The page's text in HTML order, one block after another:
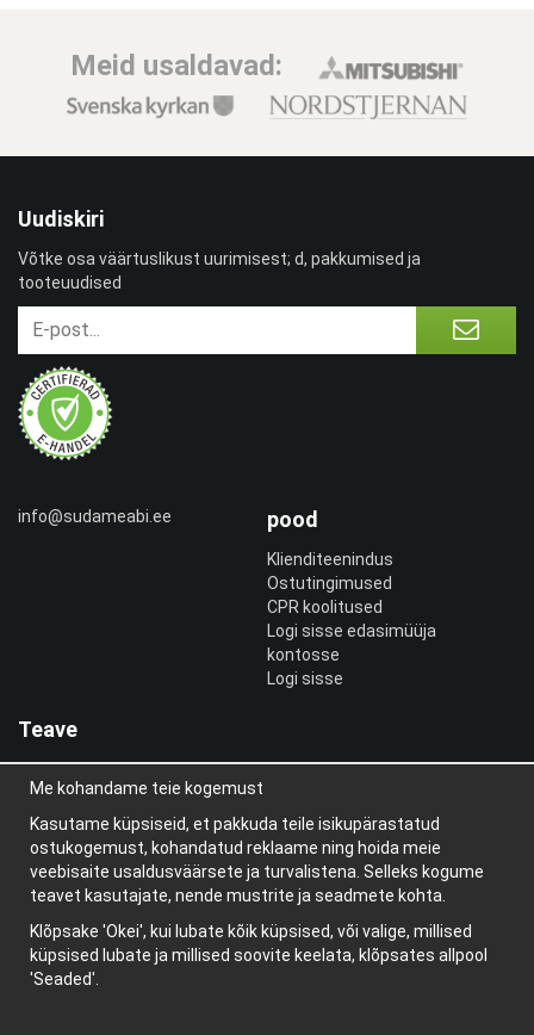
Meid usaldavad:
info@sudameabi.ee pood
Klienditeenindus
Ostutingimused
CPR koolitused
Logi sisse edasimüüja
kontosse
Logi sisse
Teave
Meist
uudiskiri
Teave küpsiste kohta
Blogi
Uudiskiri
Võtke osa väärtuslikust uurimisest; d, pakkumised ja
tooteuudised
Me kohandame teie kogemust
Kasutame küpsiseid, et pakkuda teile isikupärastatud
ostukogemust, kohandatud reklaame ning hoida meie
veebisaite usaldusväärsete ja turvalistena. Selleks kogume
teavet kasutajate, nende mustrite ja seadmete kohta.
Klõpsake 'Okei', kui lubate kõik küpsised, või valige, millised
küpsised lubate ja millised soovite keelata, klõpsates allpool
'Seaded'.